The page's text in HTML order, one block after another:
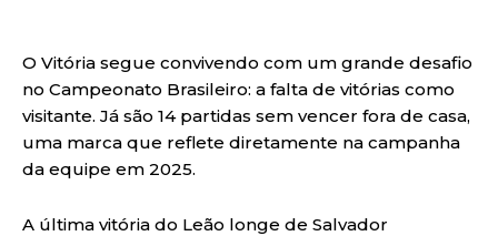
O Vitória segue convivendo com um grande desafio
no Campeonato Brasileiro: a falta de vitórias como
visitante. Já são 14 partidas sem vencer fora de casa,
uma marca que reflete diretamente na campanha
da equipe em 2025.
A última vitória do Leão longe de Salvador